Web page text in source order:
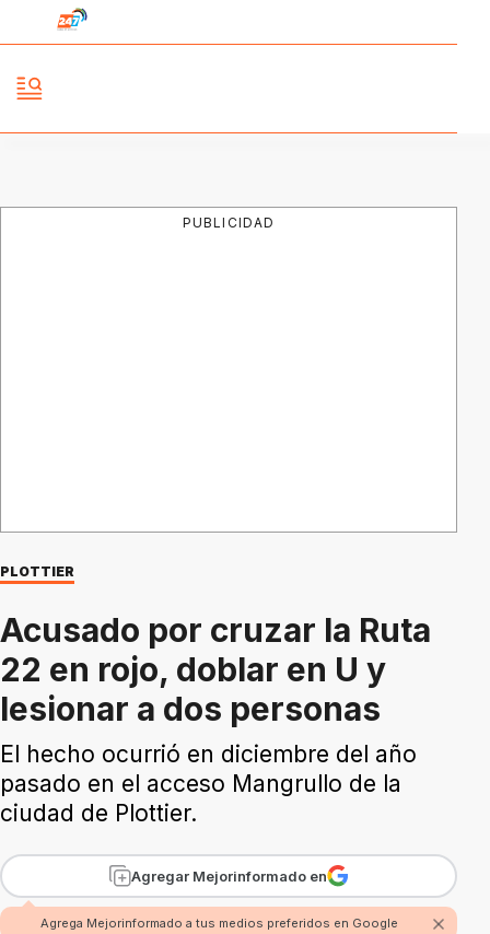
PUBLICIDAD
PLOTTIER
Acusado por cruzar la Ruta
22 en rojo, doblar en U y
lesionar a dos personas
El hecho ocurrió en diciembre del año
pasado en el acceso Mangrullo de la
ciudad de Plottier.
Agregar Mejorinformado en
Agrega Mejorinformado a tus medios preferidos en Google
Por Pablo Montanaro